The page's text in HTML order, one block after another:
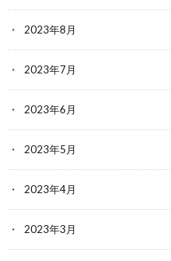
2023年8月
2023年7月
2023年6月
2023年5月
2023年4月
2023年3月